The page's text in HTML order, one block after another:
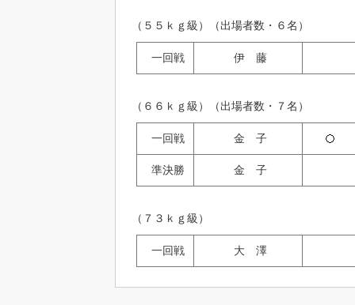
（５５ｋｇ級）（出場者数・６名）
一回戦 伊 藤
（６６ｋｇ級）（出場者数・７名）
一回戦 金 子
準決勝 金 子
（７３ｋｇ級）
一回戦 大 澤